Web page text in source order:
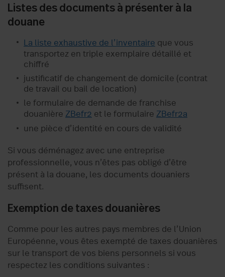
Listes des documents à présenter à la
douane
La liste exhaustive de l’inventaire que vous
transportez en triple exemplaire détaillé et
chiffré
justificatif de changement de domicile (contrat
de travail ou bail de location)
le formulaire de demande de franchise
douanière ZBefr2 et le formulaire ZBefr2a
une pièce d’identité en cours de validité
Si vous déménagez avec une entreprise
professionnelle, vous n’êtes pas obligé d’être
présent à la douane, les documents douaniers
suffisent.
Exemption de taxes douanières
Comme pour les autres pays membres de l’Union
Européenne, vous êtes exempté de taxes douanières
sur le transport de vos biens personnels si vous
respectez les conditions suivantes :